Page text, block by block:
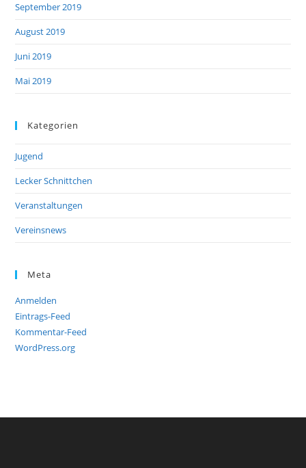
September 2019
August 2019
Juni 2019
Mai 2019
Kategorien
Jugend
Lecker Schnittchen
Veranstaltungen
Vereinsnews
Meta
Anmelden
Eintrags-Feed
Kommentar-Feed
WordPress.org